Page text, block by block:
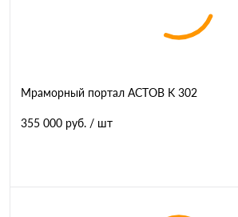
Мраморный портал АСТОВ K 302
355 000 руб. / шт